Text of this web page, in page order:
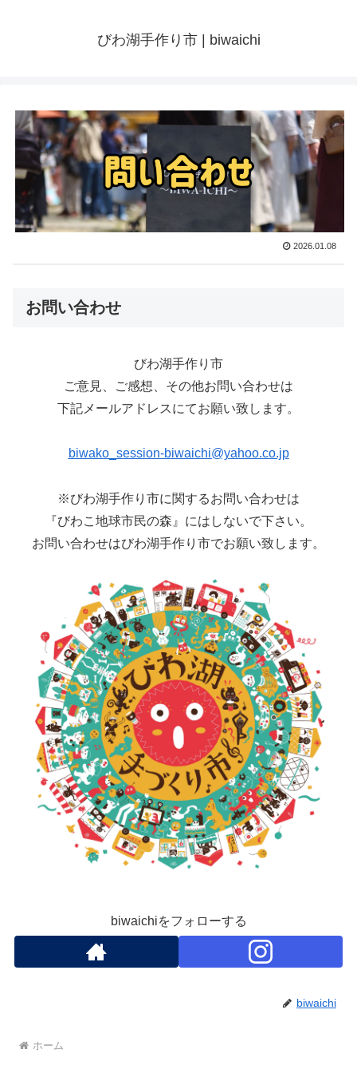
びわ湖手作り市 | biwaichi
2026.01.08
お問い合わせ
びわ湖手作り市
ご意見、ご感想、その他お問い合わせは
下記メールアドレスにてお願い致します。
biwako_session-biwaichi@yahoo.co.jp
※びわ湖手作り市に関するお問い合わせは
『びわこ地球市民の森』にはしないで下さい。
お問い合わせはびわ湖手作り市でお願い致します。
biwaichiをフォローする
biwaichi
ホーム